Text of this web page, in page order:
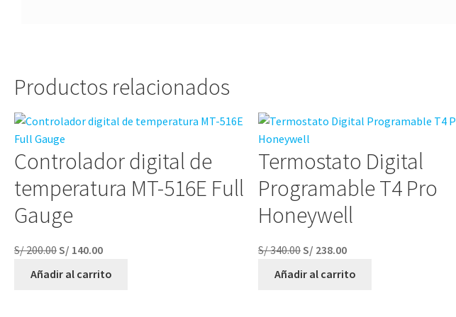
Productos relacionados
Controlador digital de
temperatura MT-516E Full
Gauge
S/200.00S/ 140.00
Añadir al carrito
Termostato Digital
Programable T4 Pro
Honeywell
S/340.00S/ 238.00
Añadir al carrito